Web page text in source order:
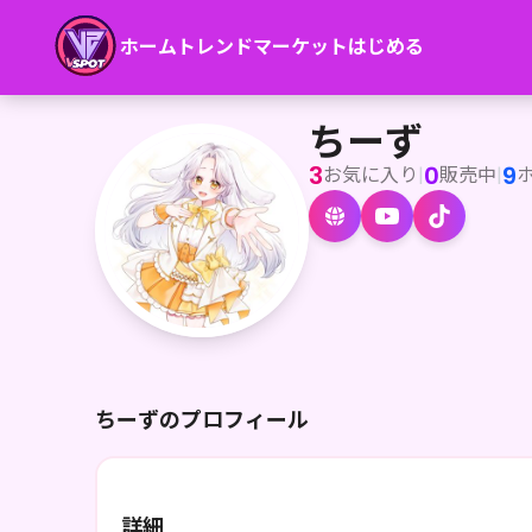
ホーム トレンドマーケットはじめる
ちーず
ちーず
3お気に入り |0販売中|9
ちーずのプロフィール